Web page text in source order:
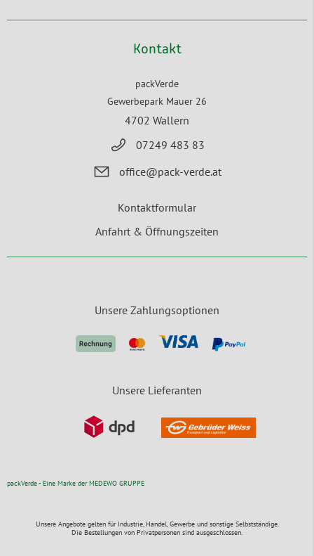
Kontakt
packVerde
Gewerbepark Mauer 26
4702 Wallern
07249 483 83
office@pack-verde.at
Kontaktformular
Anfahrt & Öffnungszeiten
Unsere Zahlungsoptionen
Unsere Lieferanten
packVerde - Eine Marke der MEDEWO GRUPPE
Unsere Angebote gelten für Industrie, Handel, Gewerbe und sonstige Selbstständige.
Die Bestellungen von Privatpersonen sind ausgeschlossen.